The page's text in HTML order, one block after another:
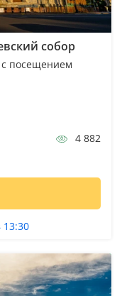
собор
с посещением
4 882